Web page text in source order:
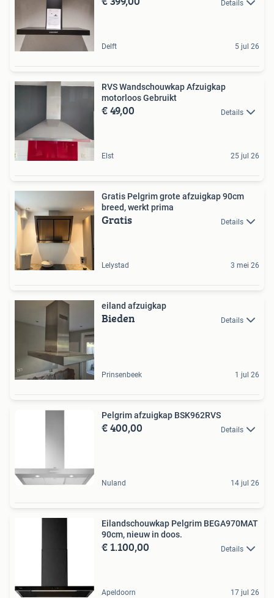
Details
Delft 5 jul 26
RVS Wandschouwkap Afzuigkap
motorloos Gebruikt
€ 49,00 Details
Elst 25 jul 26
Gratis Pelgrim grote afzuigkap 90cm
breed, werkt prima
Gratis Details
Lelystad 3 mei 26
eiland afzuigkap
Bieden Details
Prinsenbeek 1 jul 26
Pelgrim afzuigkap BSK962RVS
€ 400,00 Details
Nuland 14 jul 26
Eilandschouwkap Pelgrim BEGA970MAT
90cm, nieuw in doos.
€ 1.100,00 Details
Apeldoorn 17 jul 26